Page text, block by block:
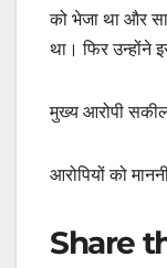
को भेजा था और
था। फिर उन्होंने
मुख्य आरोपी
आरोपियों को
Share